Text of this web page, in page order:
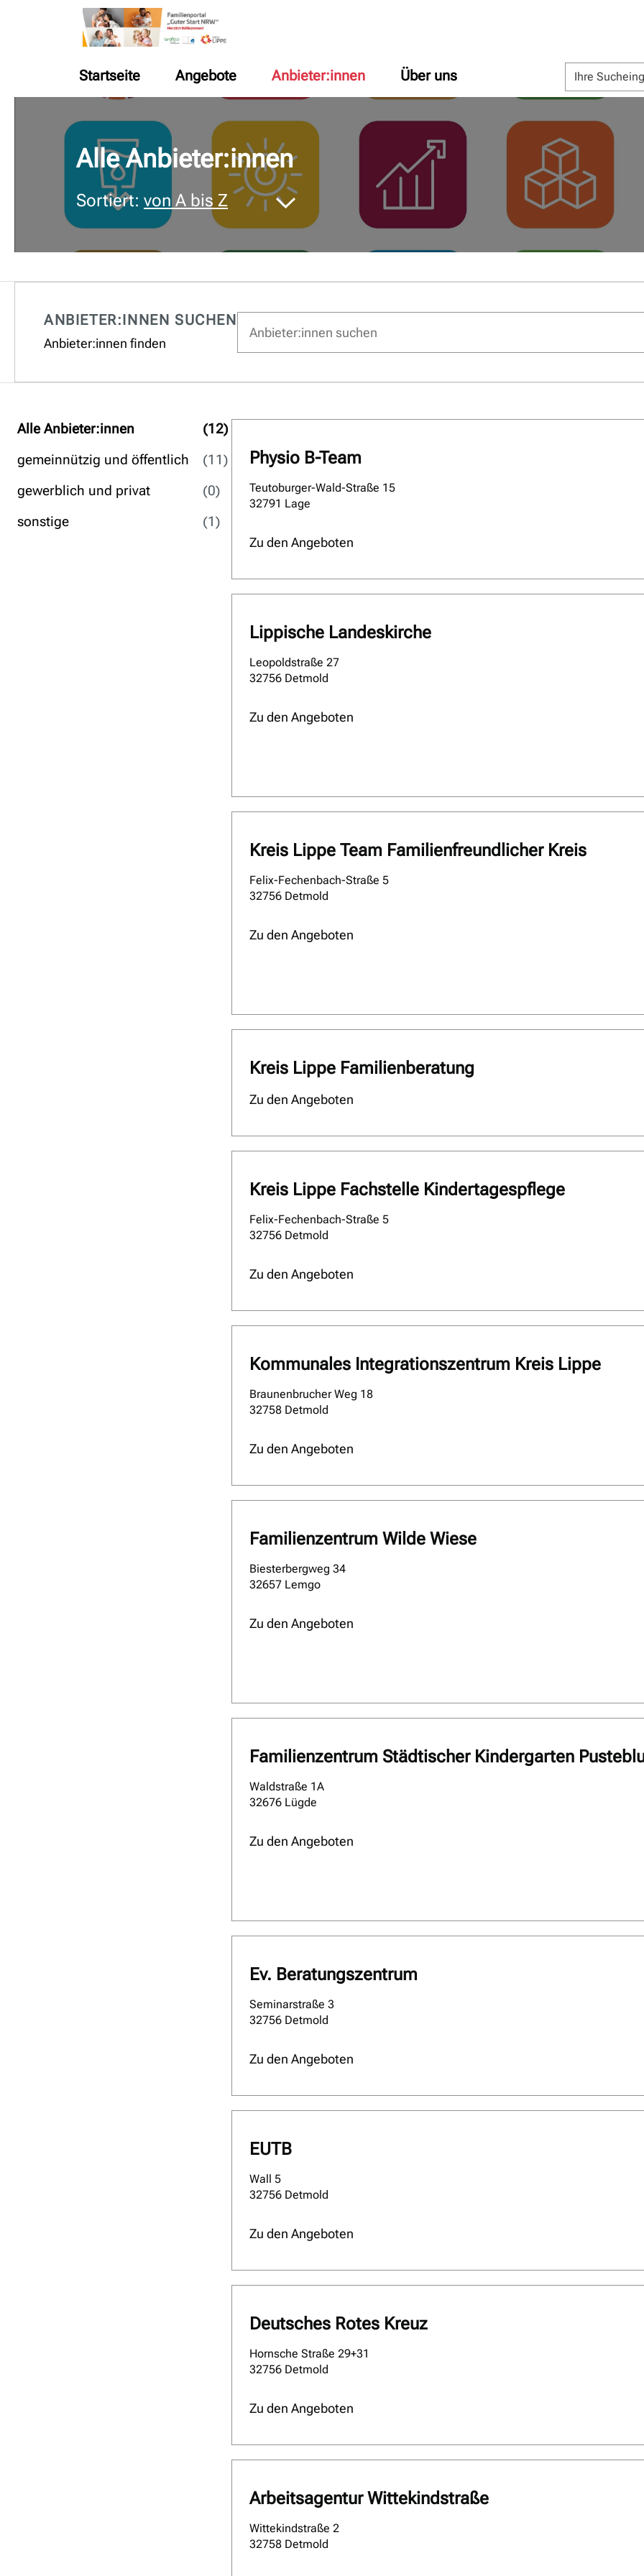
Startseite Angebote Anbieter:innen Über uns
Alle Anbieter:innen
Sortiert: von A bis Z
ANBIETER:INNEN SUCHEN
Anbieter:innen finden
Alle Anbieter:innen (12)
gemeinnützig und öffentlich
(11)
gewerblich und privat
(0)
sonstige
(1)
Physio B-Team
Teutoburger-Wald-Straße 15
32791 Lage
Zu den Angeboten
Lippische Landeskirche
Leopoldstraße 27
32756 Detmold
Zu den Angeboten
Kreis Lippe Team Familienfreundlicher Kreis
Felix-Fechenbach-Straße 5
32756 Detmold
Zu den Angeboten
Kreis Lippe Familienberatung
Zu den Angeboten
Kreis Lippe Fachstelle Kindertagespflege
Felix-Fechenbach-Straße 5
32756 Detmold
Zu den Angeboten
Kommunales Integrationszentrum Kreis Lippe
Braunenbrucher Weg 18
32758 Detmold
Zu den Angeboten
Familienzentrum Wilde Wiese
Biesterbergweg 34
32657 Lemgo
Zu den Angeboten
Familienzentrum Städtischer Kindergarten
Waldstraße 1A
32676 Lügde
Zu den Angeboten
Ev. Beratungszentrum
Seminarstraße 3
32756 Detmold
Zu den Angeboten
EUTB
Wall 5
32756 Detmold
Zu den Angeboten
Deutsches Rotes Kreuz
Hornsche Straße 29+31
32756 Detmold
Zu den Angeboten
Arbeitsagentur Wittekindstraße
Wittekindstraße 2
32758 Detmold